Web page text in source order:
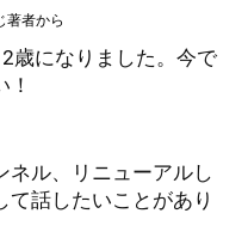
著者から
歳になりました。今で
ネル、リニューアルし
て話したいことがあり